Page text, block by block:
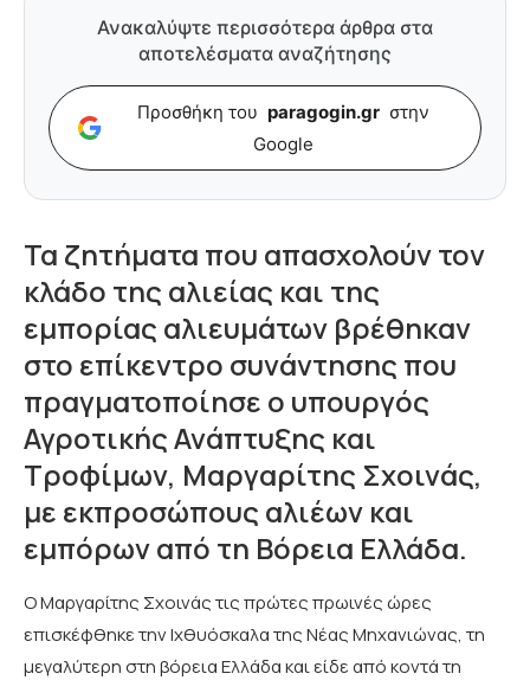
Ανακαλύψτε περισσότερα άρθρα στα
αποτελέσματα αναζήτησης
Προσθήκη του paragogin.gr στην
Google
Τα ζητήματα που απασχολούν τον
κλάδο της αλιείας και της
εμπορίας αλιευμάτων βρέθηκαν
στο επίκεντρο συνάντησης που
πραγματοποίησε ο υπουργός
Αγροτικής Ανάπτυξης και
Τροφίμων, Μαργαρίτης Σχοινάς,
με εκπροσώπους αλιέων και
εμπόρων από τη Βόρεια Ελλάδα.
Ο Μαργαρίτης Σχοινάς τις πρώτες πρωινές ώρες
επισκέφθηκε την Ιχθυόσκαλα της Νέας Μηχανιώνας, τη
μεγαλύτερη στη βόρεια Ελλάδα και είδε από κοντά τη